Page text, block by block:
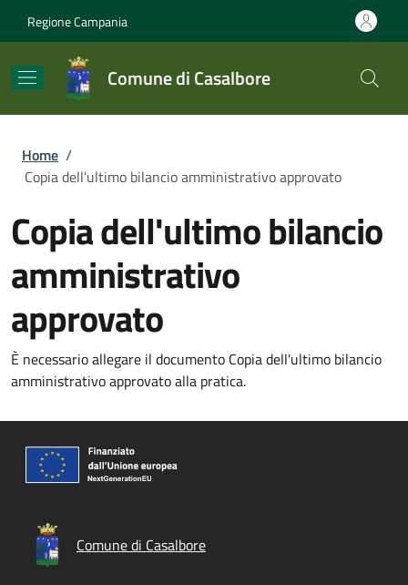
Regione Campania
Comune di Casalbore
Briciole di pane
Home /
Copia dell'ultimo bilancio amministrativo approvato
Copia dell'ultimo bilancio
amministrativo
approvato
È necessario allegare il documento Copia dell'ultimo bilancio
amministrativo approvato alla pratica.
Comune di Casalbore